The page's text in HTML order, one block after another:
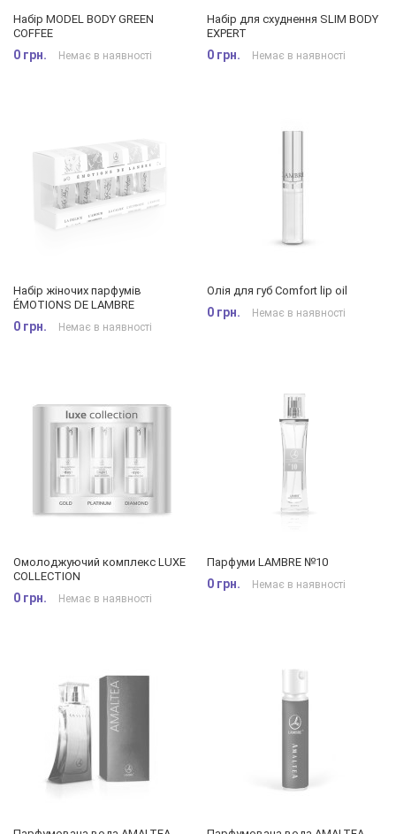
Набір MODEL BODY GREEN
COFFEE
0 грн. Немає в наявності
Набір для схуднення SLIM BODY
EXPERT
0 грн. Немає в наявності
Набір жіночих парфумів
ÉMOTIONS DE LAMBRE
0 грн. Немає в наявності
Олія для губ Comfort lip oil
0 грн. Немає в наявності
Омолоджуючий комплекс LUXE
COLLECTION
0 грн. Немає в наявності
Парфуми LAMBRE №10
0 грн. Немає в наявності